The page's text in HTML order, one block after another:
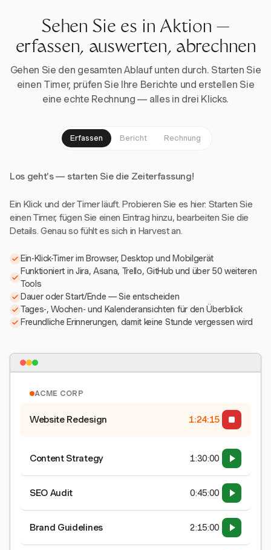
Sehen Sie es in Aktion —
erfassen, auswerten, abrechnen
Gehen Sie den gesamten Ablauf unten durch. Starten Sie
einen Timer, prüfen Sie Ihre Berichte und erstellen Sie
eine echte Rechnung — alles in drei Klicks.
Erfassen Bericht Rechnung
Los geht's — starten Sie die Zeiterfassung!
Ein Klick und der Timer läuft. Probieren Sie es hier: Starten Sie
einen Timer, fügen Sie einen Eintrag hinzu, bearbeiten Sie die
Details. Genau so fühlt es sich in Harvest an.
Ein-Klick-Timer im Browser, Desktop und Mobilgerät
Funktioniert in Jira, Asana, Trello, GitHub und über 50 weiteren
Tools
Dauer oder Start/Ende — Sie entscheiden
Tages-, Wochen- und Kalenderansichten für den Überblick
Freundliche Erinnerungen, damit keine Stunde vergessen wird
ACME CORP
Website Redesign 1:24:15
Content Strategy 1:30:00
SEO Audit 0:45:00
Brand Guidelines 2:15:00